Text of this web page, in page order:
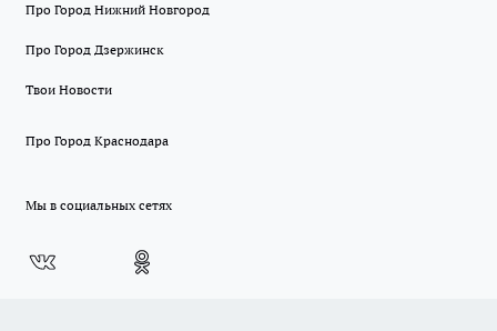
Про Город Нижний Новгород
Про Город Дзержинск
Твои Новости
Про Город Краснодара
Мы в социальных сетях